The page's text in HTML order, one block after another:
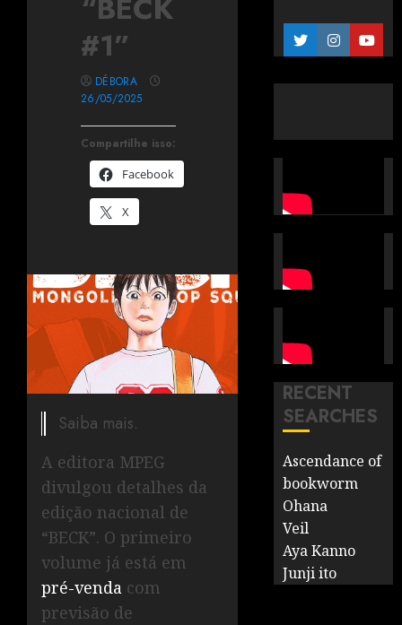
“BECK
#1”
Compartilhe isso:
Facebook
X
DÉBORA
26/05/2025
Saiba mais.
A editora MPEG
divulgou detalhes da
edição nacional de
“BECK”. O primeiro
volume já está em
pré-venda com
previsão de
RECENT
SEARCHES
Ascendance of
bookworm
Ohana
Veil
Aya Kanno
Junji ito